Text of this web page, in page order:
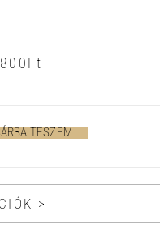
Ft
TESZEM
>